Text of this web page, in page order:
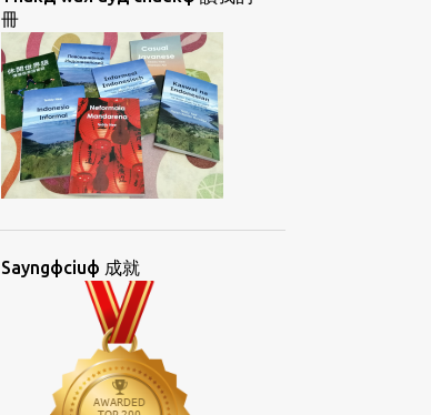
CUANФKIUЖHUAФ CUФHOIФ
CUЯCIAKД DUOLINGO
ESPERANTO FACEBOOK
GIДLANЖ GIЯGIAYNЖ
GIЯGIAYNЖOKФ GIЯGIAYNФ
GIЯGIAYNФHAKД GUANФAYNGД
GUAФBUNЖ HANФKOHKЯBUNЖ
HIФPIKЯLAIЖ HOIФGIД
HONGДSAYKФ HORKДKIAYNЯ UAФ
HORNGФHUATФ
HORNGФSIORKД HOФBAEЯ
冊
Sayngфciuф 成就